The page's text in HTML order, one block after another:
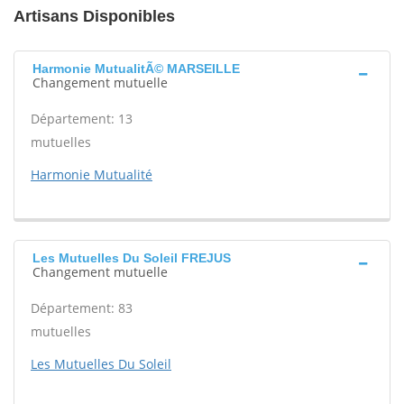
Artisans Disponibles
Harmonie MutualitÃ© MARSEILLE
Changement mutuelle
Département: 13
mutuelles
Harmonie Mutualité
Les Mutuelles Du Soleil FREJUS
Changement mutuelle
Département: 83
mutuelles
Les Mutuelles Du Soleil